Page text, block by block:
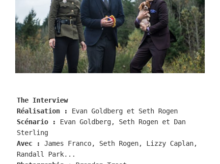
The Interview
Réalisation :
Evan Goldberg et Seth Rogen
Scénario :
Evan Goldberg, Seth Rogen et Dan
Sterling
Avec :
James Franco, Seth Rogen, Lizzy Caplan,
Randall Park...